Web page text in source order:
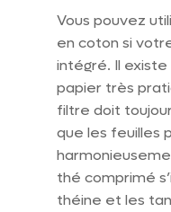
Vous pouvez
en coton si
intégré. Il
papier très
filtre doit
que les feuilles
thé comprimé
théine et les